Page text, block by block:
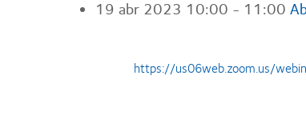
19 abr 2023 10:00 - 11:00
https://us06web.zoom.us/